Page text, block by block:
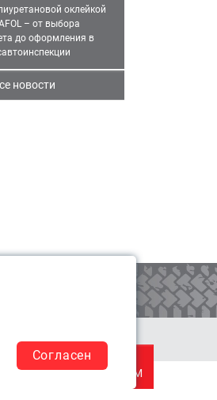
Согласен
оклейкой
– от выбора
до оформления в
новости
СВЯЗАТЬСЯ
С МЕНЕДЖЕРОМ
Доставка